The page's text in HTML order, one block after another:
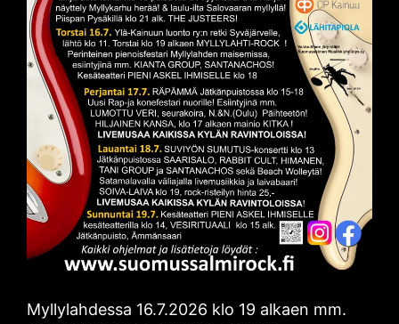
Myllylahdessa 16.7.2026 klo 19 alkaen mm.